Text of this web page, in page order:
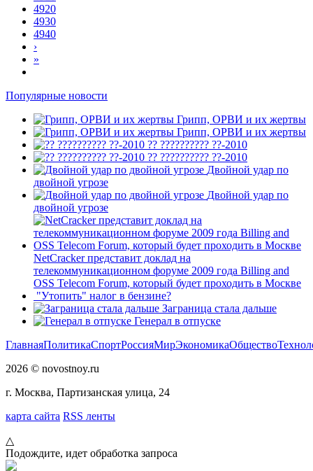
4920
4930
4940
›
»
Популярные новости
Грипп, ОРВИ и их жертвы
Грипп, ОРВИ и их жертвы
?? ?????????? ??-2010
?? ?????????? ??-2010
Двойной удар по
двойной угрозе
Двойной удар по
двойной угрозе
NetCracker представит доклад на
телекоммуникационном форуме 2009 года Billing and
OSS Telecom Forum, который будет проходить в Москве
"Утопить" налог в бензине?
Заграница стала дальше
Генерал в отпуске
ГлавнаяПолитикаСпортРоссияМирЭкономикаОбщество
2026 © novostnoy.ru
г. Москва, Партизанская улица, 24
карта сайта RSS ленты
△
Подождите, идет обработка запроса